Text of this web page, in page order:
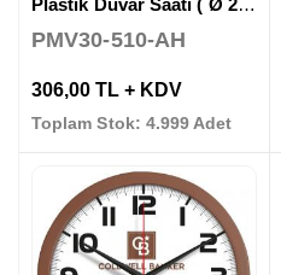
Plastik Duvar Saati ( Ø 28 cm )
PMV30-510-AH
306,00 TL + KDV
Toplam Stok: 4.999 Adet